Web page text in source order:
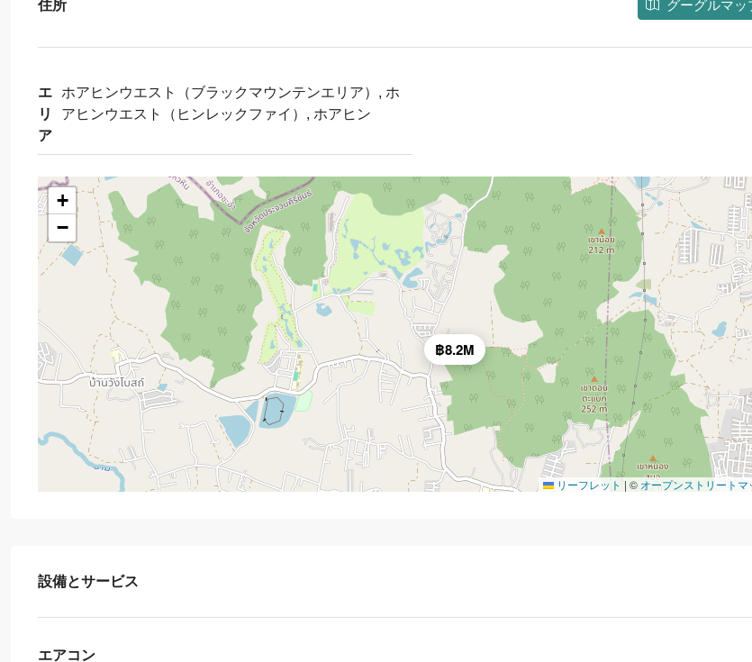
住所 グーグルマッ
エ
リ
ア
ホアヒンウエスト（ブラックマウンテンエリア）, ホ
アヒンウエスト（ヒンレックファイ）, ホアヒン
฿8.2M
+
−
リーフレット | © オープンストリートマ
設備とサービス
エアコン